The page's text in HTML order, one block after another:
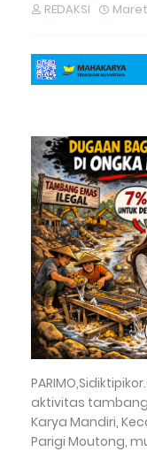
REDAKSI Maret
aktivitas tambang
Karya Mandiri,
Parigi Moutong,